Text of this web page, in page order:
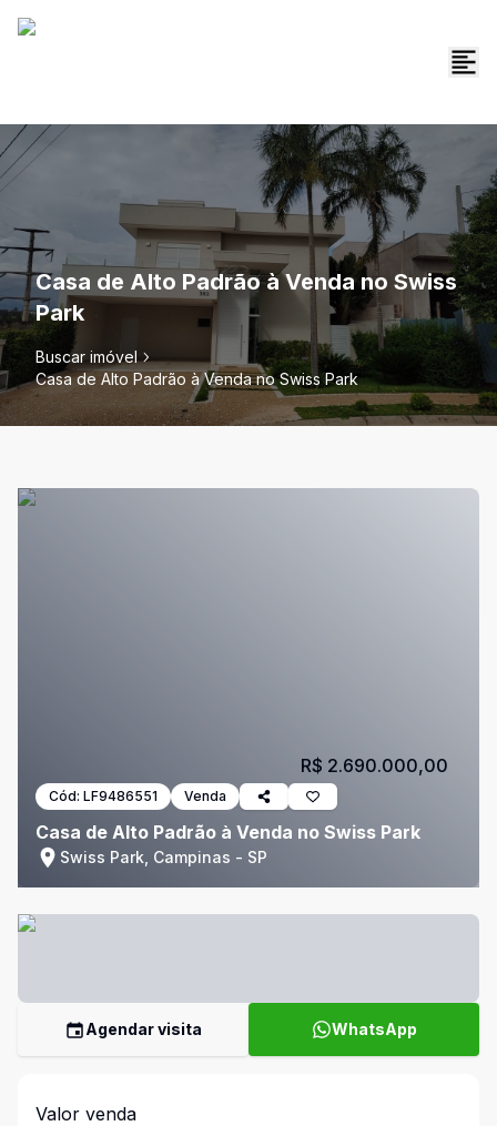
Casa de Alto Padrão à Venda no Swiss
Park
Buscar imóvel
Casa de Alto Padrão à Venda no Swiss Park
Cód: LF9486551 Venda
Casa de Alto Padrão à Venda no Swiss Park
Swiss Park, Campinas - SP
R$ 2.690.000,00
Agendar visita WhatsApp
Valor venda